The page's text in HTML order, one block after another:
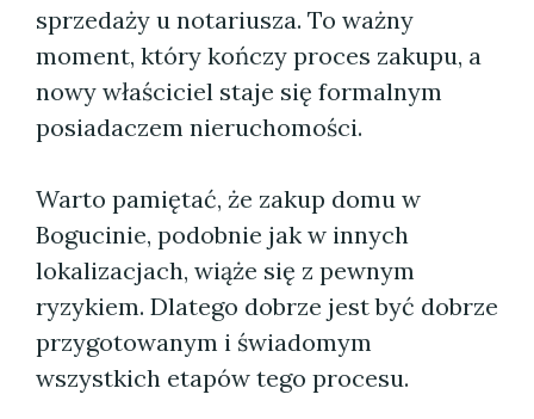
sprzedaży u notariusza. To ważny
moment, który kończy proces zakupu, a
nowy właściciel staje się formalnym
posiadaczem nieruchomości.
Warto pamiętać, że zakup domu w
Bogucinie, podobnie jak w innych
lokalizacjach, wiąże się z pewnym
ryzykiem. Dlatego dobrze jest być dobrze
przygotowanym i świadomym
wszystkich etapów tego procesu.